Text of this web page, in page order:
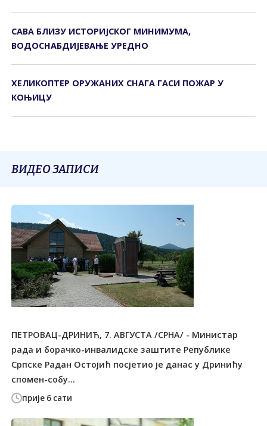
САВА БЛИЗУ ИСTОРИЈСКОГ МИНИМУМА,
ВОДОСНАБДИЈЕВАЊЕ УРЕДНО
ХЕЛИКОПТЕР ОРУЖАНИХ СНАГА ГАСИ ПОЖАР У
КОЊИЦУ
ВИДЕО ЗАПИСИ
прије 6 сати
ПЕТРОВАЦ-ДРИНИЋ, 7. АВГУСТА /СРНА/ - Министар
рада и борачко-инвалидске заштите Републике
Српске Радан Остојић посјетио је данас у Дринићу
спомен-собу...